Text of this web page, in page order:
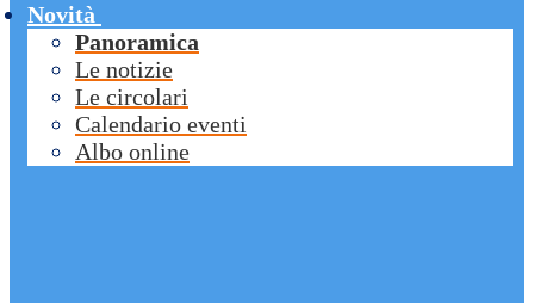
Novità
Panoramica
Le notizie
Le circolari
Calendario eventi
Albo online